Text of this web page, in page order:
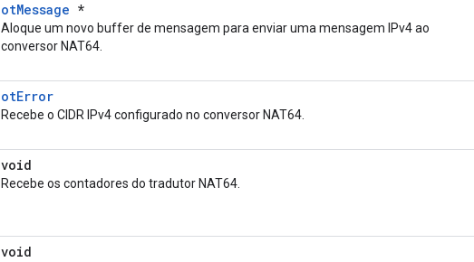
otMessage *
Aloque um novo buffer de mensagem para enviar uma mensagem IPv4 ao
conversor NAT64.
otError
Recebe o CIDR IPv4 configurado no conversor NAT64.
void
Recebe os contadores do tradutor NAT64.
void